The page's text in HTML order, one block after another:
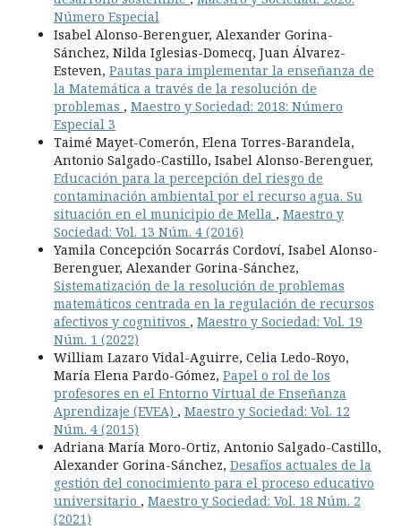
Número Especial
Isabel Alonso-Berenguer, Alexander Gorina-
Sánchez, Nilda Iglesias-Domecq, Juan Álvarez-
Esteven, Pautas para implementar la enseñanza de
la Matemática a través de la resolución de
problemas , Maestro y Sociedad: 2018: Número
Especial 3
Taimé Mayet-Comerón, Elena Torres-Barandela,
Antonio Salgado-Castillo, Isabel Alonso-Berenguer,
Educación para la percepción del riesgo de
contaminación ambiental por el recurso agua. Su
situación en el municipio de Mella , Maestro y
Sociedad: Vol. 13 Núm. 4 (2016)
Yamila Concepción Socarrás Cordoví, Isabel Alonso-
Berenguer, Alexander Gorina-Sánchez,
Sistematización de la resolución de problemas
matemáticos centrada en la regulación de recursos
afectivos y cognitivos , Maestro y Sociedad: Vol. 19
Núm. 1 (2022)
William Lazaro Vidal-Aguirre, Celia Ledo-Royo,
María Elena Pardo-Gómez, Papel o rol de los
profesores en el Entorno Virtual de Enseñanza
Aprendizaje (EVEA) , Maestro y Sociedad: Vol. 12
Núm. 4 (2015)
Adriana María Moro-Ortiz, Antonio Salgado-Castillo,
Alexander Gorina-Sánchez, Desafíos actuales de la
gestión del conocimiento para el proceso educativo
universitario , Maestro y Sociedad: Vol. 18 Núm. 2
(2021)